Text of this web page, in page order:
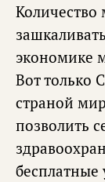
Количество
экономике
Вот только
страной
позволить
бесплатные